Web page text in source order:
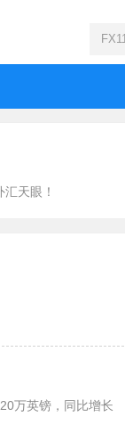
天眼！
万英镑，同比增长